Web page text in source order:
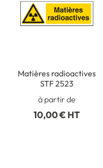
Matières radioactives
STF 2523
à partir de
10,00 € HT